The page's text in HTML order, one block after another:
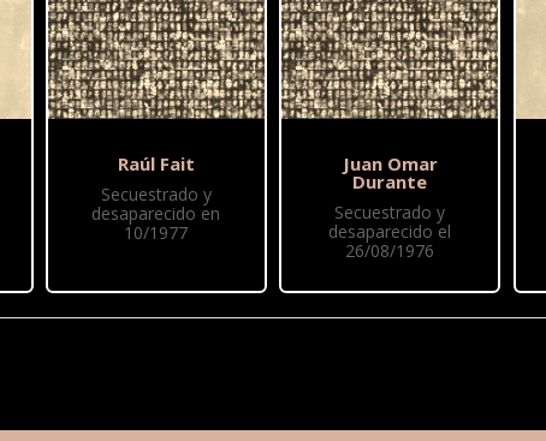
Raúl Fait
Secuestrado y
desaparecido en
10/1977
Juan Omar
Durante
Secuestrado y
desaparecido el
26/08/1976